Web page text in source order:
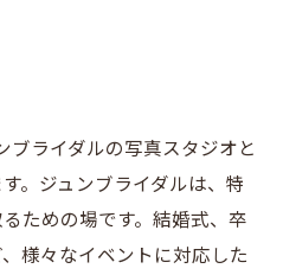
ブライダルの写真スタジオと
。ジュンブライダルは、特
ための場です。結婚式、卒
様々なイベントに対応した